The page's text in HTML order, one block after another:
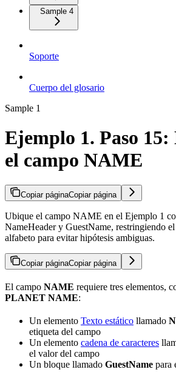
Sample 4
Soporte
Cuerpo del glosario
Sample 1
Ejemplo 1. Paso
el campo NAME
Copiar páginaCopiar página
Ubique el campo NAME en el Ejemplo 1
NameHeader y GuestName, restringiendo
alfabeto para evitar hipótesis ambiguas.
Copiar páginaCopiar página
El campo NAME requiere tres elementos,
PLANET NAME:
Un elemento Texto estático llamado
etiqueta del campo
Un elemento cadena de caracteres
el valor del campo
Un bloque llamado GuestName para